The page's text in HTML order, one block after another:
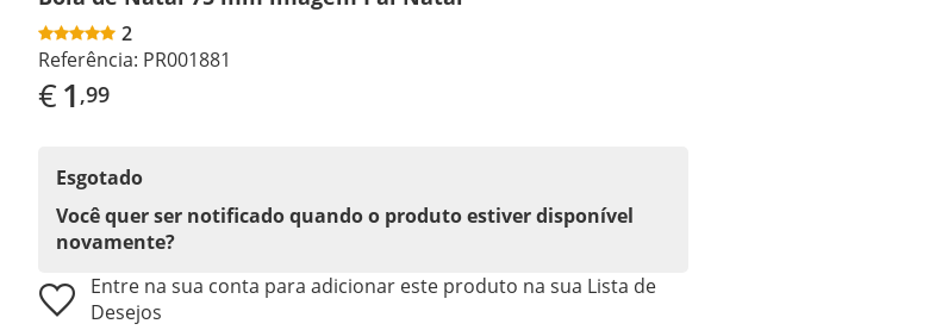
2
Referência: PR001881
€1 ,99
Esgotado
Você quer ser notificado quando o produto estiver disponível
novamente?
Entre na sua conta para adicionar este produto na sua Lista de
Desejos